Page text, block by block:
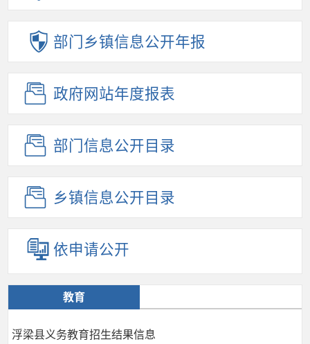
部门乡镇信息公开年报
政府网站年度报表
部门信息公开目录
乡镇信息公开目录
依申请公开
教育
浮梁县义务教育招生结果信息